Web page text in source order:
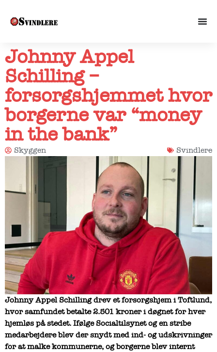
Johnny Appel
Schilling –
forsorgshjemmet hvor
borgerne var “money
in the bank”
Skyggen Svindlere
Johnny Appel Schilling drev et forsorgshjem i Toftlund,
hvor samfundet betalte 2.501 kroner i døgnet for hver
hjemløs på stedet. Ifølge Socialtilsynet og en stribe
medarbejdere blev der snydt med ind- og udskrivninger
for at malke kommunerne, og borgerne blev internt